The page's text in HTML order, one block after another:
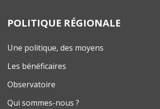
POLITIQUE RÉGIONALE
Une politique, des moyens
Les bénéficaires
Observatoire
Qui sommes-nous ?